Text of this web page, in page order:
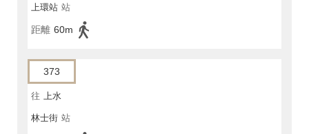
上環站 站
距離 60m
373
往 上水
林士街 站